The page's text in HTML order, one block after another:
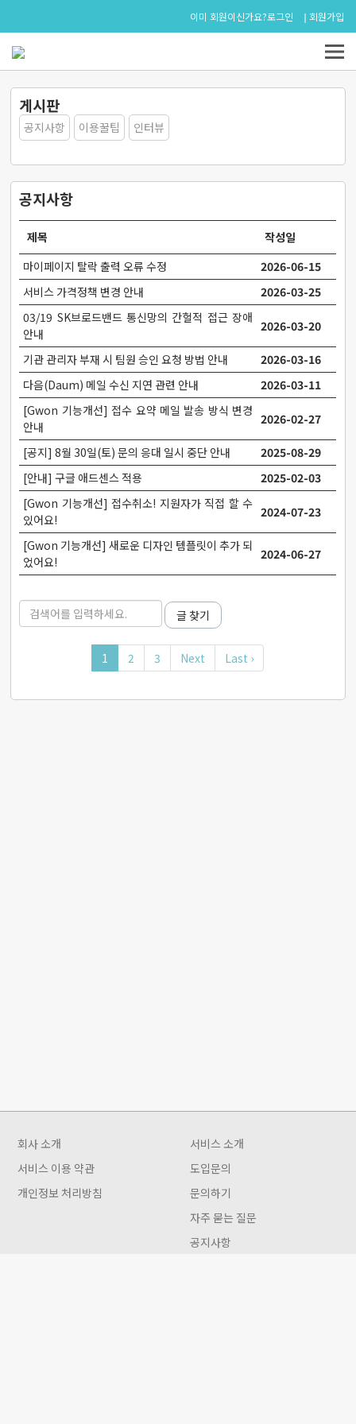
이미 회원이신가요?로그인 회원가입
게시판
공지사항 이용꿀팁 인터뷰
공지사항
제목
작성일
마이페이지 탈락 출력 오류 수정
2026-06-15
서비스 가격정책 변경 안내
2026-03-25
03/19 SK브로드밴드 통신망의 간헐적 접근 장애
안내
2026-03-20
기관 관리자 부재 시 팀원 승인 요청 방법 안내
2026-03-16
다음(Daum) 메일 수신 지연 관련 안내
2026-03-11
[Gwon 기능개선] 접수 요약 메일 발송 방식 변경
안내
2026-02-27
[공지] 8월 30일(토) 문의 응대 일시 중단 안내
2025-08-29
[안내] 구글 애드센스 적용
2025-02-03
[Gwon 기능개선] 접수취소! 지원자가 직접 할 수
있어요!
2024-07-23
[Gwon 기능개선] 새로운 디자인 템플릿이 추가 되
었어요!
2024-06-27
글 찾기
1 2 3 Next Last ›
회사 소개
서비스 이용 약관
개인정보 처리방침
서비스 소개
도입문의
문의하기
자주 묻는 질문
공지사항